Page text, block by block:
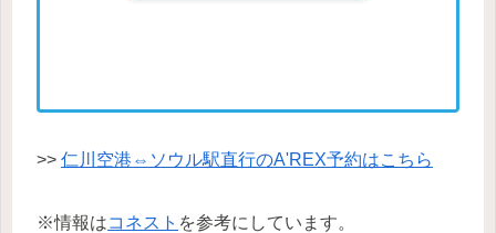
>> 仁川空港⇔ソウル駅直行のA'REX予約はこちら
※情報はコネスト を参考にしています。